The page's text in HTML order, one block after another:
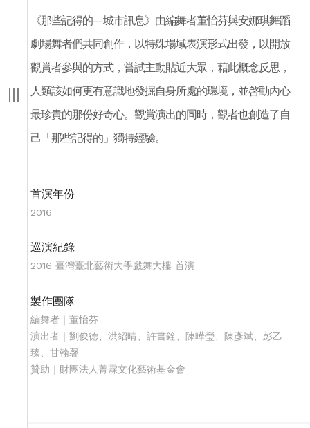
《那些記得的—城市訊息》由編舞者董怡芬與安娜琪舞蹈
劇場舞者們共同創作，以特殊場域表演形式出發，以開放
觀賞者參與的方式，嘗試主動貼近大眾，藉此概念反思，
人類該如何更有意識地發掘自身所處的環境，並啓動內心
最珍貴的那份好奇心。觀賞演出的同時，觀者也創造了自
己「那些記得的」獨特經驗。
首演年份
2016
巡演紀錄
2016 臺灣臺北藝術大學戲舞大樓 首演
製作團隊
編舞者｜董怡芬
演出者｜劉俊德、洪紹晴、許書銓、陳曄瑩、陳彥斌、彭乙
臻、甘翰馨
贊助｜財團法人菁霖文化藝術基金會